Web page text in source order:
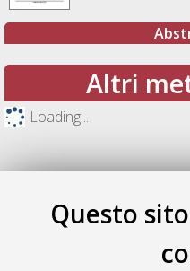
Questo
Altri
Loading...